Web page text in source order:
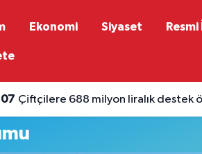
Ekonomi Siyaset
Çiftçilere 688 milyon liralık destek